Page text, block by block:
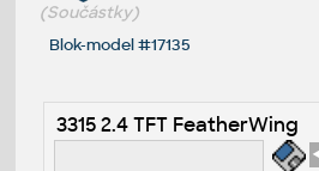
(Součástky)
Blok-model #17135
3315 2.4 TFT FeatherWing